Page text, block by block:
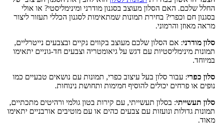
החלל שלכם. האם הסלון מעוצב בסגנון מודרני ומינימליסטי? או אולי
בסגנון חם וכפרי? בחירת תמונות שמתאימות לסגנון הכללי תעזור ליצור
מראה מאוזן והרמוני.
סלון מודרני: אם הסלון שלכם מעוצב בקווים נקיים ובצבעים נייטרליים,
תמונות מינימליסטיות עם דגש על גיאומטריה וצבעים חד-גוניים יתאימו
במיוחד.
סלון כפרי: עבור סלון בעל עיצוב כפרי, תמונות עם נושאים טבעיים כמו
נופים או פרחים יכולים להוסיף חמימות ותחושת נינוחות.
סלון תעשייתי: בסלון תעשייתי, עם קירות בטון גולמי ורהיטים מתכתיים,
תמונות גדולות ונועזות עם צבעים כהים או עם מוטיבים אורבניים יתאימו
מאוד.